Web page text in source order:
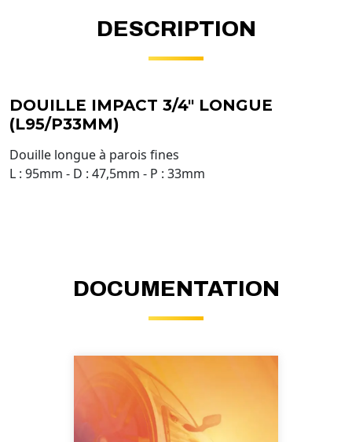
DESCRIPTION
DOUILLE IMPACT 3/4" LONGUE
(L95/P33MM)
Douille longue à parois fines
L : 95mm - D : 47,5mm - P : 33mm
DOCUMENTATION